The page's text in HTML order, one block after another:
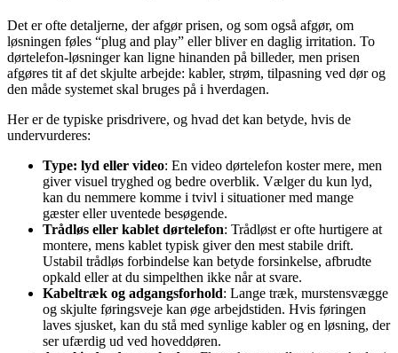
Det er ofte detaljerne, der afgør prisen, og som også afgør, om
løsningen føles “plug and play” eller bliver en daglig irritation. To
dørtelefon-løsninger kan ligne hinanden på billeder, men prisen
afgøres tit af det skjulte arbejde: kabler, strøm, tilpasning ved dør og
den måde systemet skal bruges på i hverdagen.
Her er de typiske prisdrivere, og hvad det kan betyde, hvis de
undervurderes:
Type: lyd eller video: En video dørtelefon koster mere, men
giver visuel tryghed og bedre overblik. Vælger du kun lyd,
kan du nemmere komme i tvivl i situationer med mange
gæster eller uventede besøgende.
Trådløs eller kablet dørtelefon: Trådløst er ofte hurtigere at
montere, mens kablet typisk giver den mest stabile drift.
Ustabil trådløs forbindelse kan betyde forsinkelse, afbrudte
opkald eller at du simpelthen ikke når at svare.
Kabeltræk og adgangsforhold: Lange træk, murstensvægge
og skjulte føringsveje kan øge arbejdstiden. Hvis føringen
laves sjusket, kan du stå med synlige kabler og en løsning, der
ser ufærdig ud ved hoveddøren.